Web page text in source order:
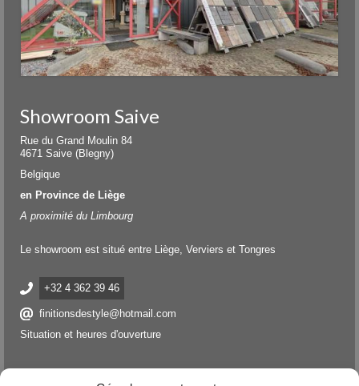
Showroom Saive
Rue du Grand Moulin 84
4671 Saive (Blegny)
Belgique
en Province de Liège
A proximité du Limbourg
Le showroom est situé entre Liège, Verviers et Tongres
+32 4 362 39 46
finitionsdestyle@hotmail.com
Situation et heures d'ouverture